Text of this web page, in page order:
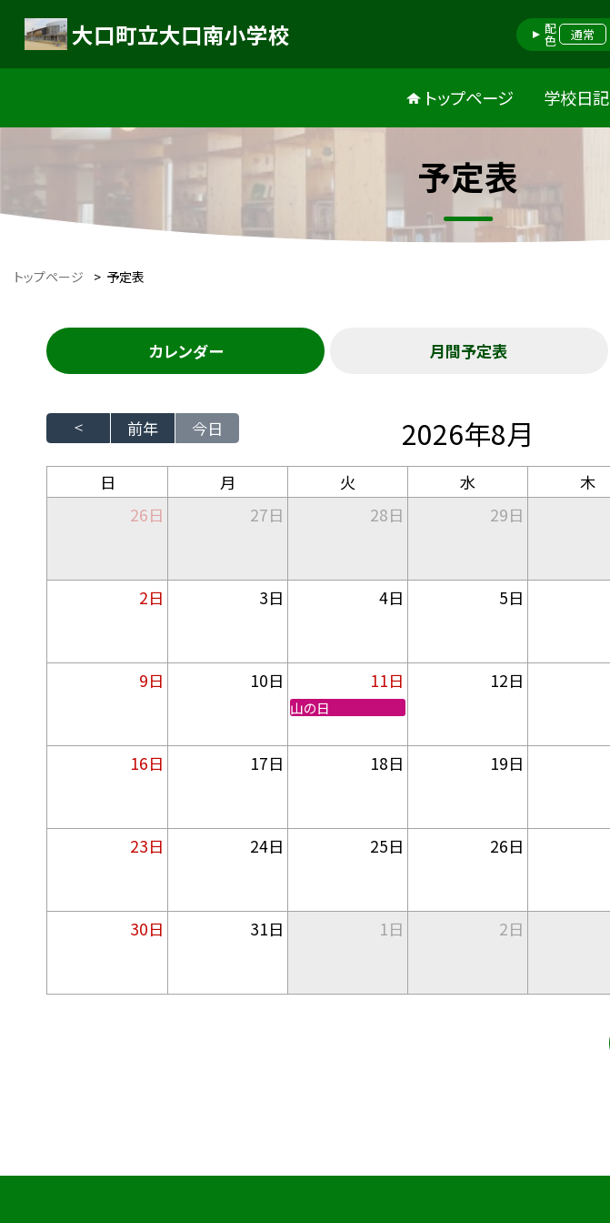
大口町立大口南小学校 配色 通常
トップページ 学校日記
予定表
トップページ > 予定表
カレンダー 月間予定表
前年 今日 2026年8月
日 月 火 水 木
26日
27日 28日 29日
2日 3日 4日 5日
9日 10日 11日
山の日
12日
16日 17日 18日 19日
23日 24日 25日 26日
30日 31日 1日 2日